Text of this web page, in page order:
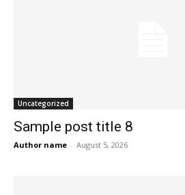
Uncategorized
Sample post title 8
Author name - August 5, 2026